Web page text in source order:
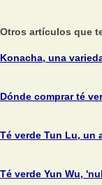
Otros artículos que
Konacha, una
Dónde comprar té
Té verde Tun Lu, un
Té verde Yun Wu,